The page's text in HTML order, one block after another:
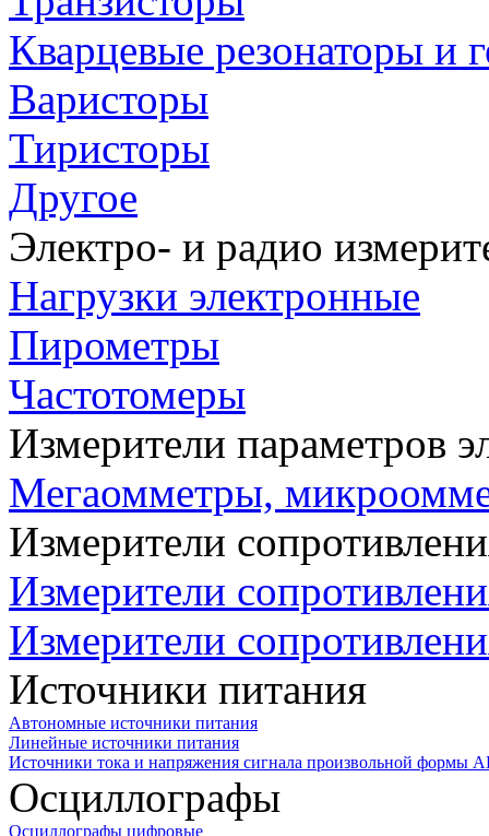
Кварцевые резонаторы и
Варисторы
Тиристоры
Другое
Электро- и радио
Нагрузки электронные
Пирометры
Частотомеры
Измерители параметров
Мегаомметры,
Измерители
Измерители
Измерители
Источники питания
Автономные источники питания
Линейные источники питания
Источники тока и напряжения сигнала произвольной формы
Осциллографы
Осциллографы цифровые